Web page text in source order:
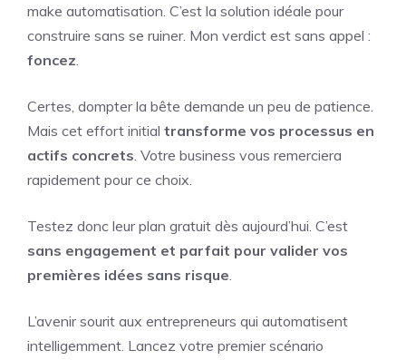
make automatisation. C’est la solution idéale pour
construire sans se ruiner. Mon verdict est sans appel :
foncez
Certes, dompter la bête demande un peu de patience.
Mais cet effort initial transforme vos processus en
actifs concrets . Votre business vous remerciera
rapidement pour ce choix.
Testez donc leur plan gratuit dès aujourd’hui. C’est
sans engagement et parfait pour valider vos
premières idées sans risque
L’avenir sourit aux entrepreneurs qui automatisent
intelligemment. Lancez votre premier scénario